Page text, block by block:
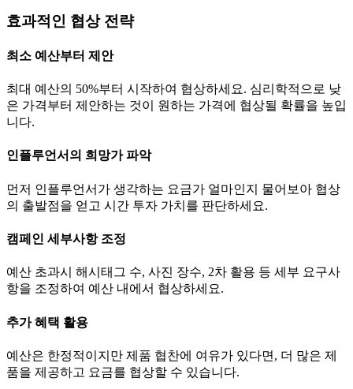
효과적인 협상 전략
최소 예산부터 제안
최대 예산의 50%부터 시작하여 협상하세요. 심리학적으로 낮
은 가격부터 제안하는 것이 원하는 가격에 협상될 확률을 높입
니다.
인플루언서의 희망가 파악
먼저 인플루언서가 생각하는 요금가 얼마인지 물어보아 협상
의 출발점을 얻고 시간 투자 가치를 판단하세요.
캠페인 세부사항 조정
예산 초과시 해시태그 수, 사진 장수, 2차 활용 등 세부 요구사
항을 조정하여 예산 내에서 협상하세요.
추가 혜택 활용
예산은 한정적이지만 제품 협찬에 여유가 있다면, 더 많은 제
품을 제공하고 요금를 협상할 수 있습니다.